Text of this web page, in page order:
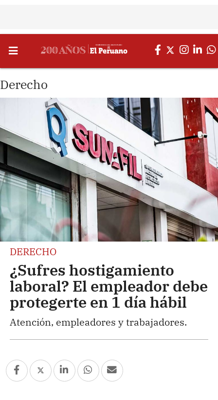
Derecho
DERECHO
¿Sufres hostigamiento
laboral? El empleador debe
protegerte en 1 día hábil
Atención, empleadores y trabajadores.